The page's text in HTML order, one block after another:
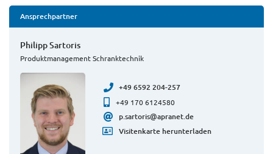
Ansprechpartner
Philipp Sartoris
Produktmanagement Schranktechnik
+49 6592 204-257
+49 170 6124580
p.sartoris@apranet.de
Visitenkarte herunterladen